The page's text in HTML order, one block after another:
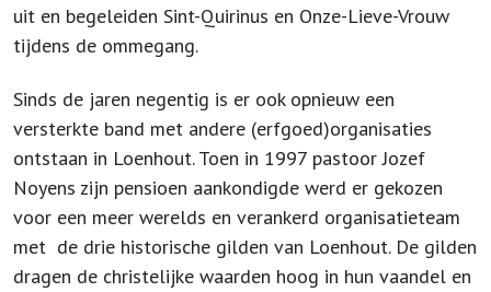
uit en begeleiden Sint-Quirinus en Onze-Lieve-Vrouw
tijdens de ommegang.
Sinds de jaren negentig is er ook opnieuw een
versterkte band met andere (erfgoed)organisaties
ontstaan in Loenhout. Toen in 1997 pastoor Jozef
Noyens zijn pensioen aankondigde werd er gekozen
voor een meer werelds en verankerd organisatieteam
met de drie historische gilden van Loenhout. De gilden
dragen de christelijke waarden hoog in hun vaandel en